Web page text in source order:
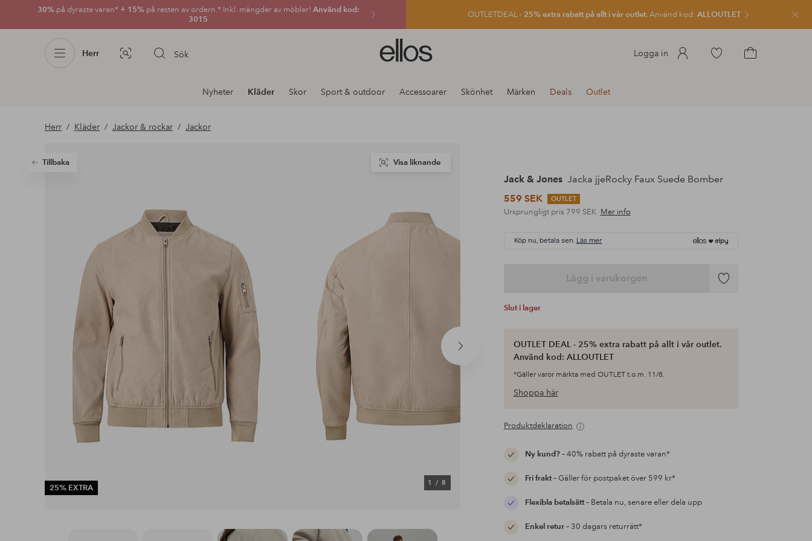
30% på dyraste varan* + 15% på resten av ordern.* Inkl. mängder av möbler! Använd kod:
3015
OUTLETDEAL - 25% extra rabatt på allt i vår outlet.Använd kod: ALLOUTLET
Herr Bildsök Sök
Ellos
logotyp
gå
Logga in
Gå
navigation
Nyheter Kläder Skor Sport & outdoor Accessoarer Skönhet Märken Deals Outlet
Herr Kläder Jackor & rockar Jackor
Tillbaka
Nästa
25% EXTRA
1/ 8
Visa liknande
Jack & Jones Jacka jjeRocky Faux Suede Bomber
559 SEK
OUTLET
Ursprungligt pris 799 SEK Mer info
Köp nu, betala sen. Läs mer
Lägg i varukorgen
Lägg
Slut i lager
OUTLET DEAL - 25% extra rabatt på allt i vår outlet.
Använd kod: ALLOUTLET
*Gäller varor märkta med OUTLET t.o.m. 11/8.
Shoppa här
Produktdeklaration
Ny kund?– 40% rabatt på dyraste varan*
Fri frakt– Gäller för postpaket över 599 kr*
Flexibla betalsätt– Betala nu, senare eller dela upp
Enkel retur– 30 dagars returrätt*